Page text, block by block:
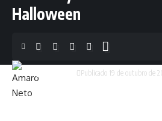
Halloween
Publicado 19 de outubro de